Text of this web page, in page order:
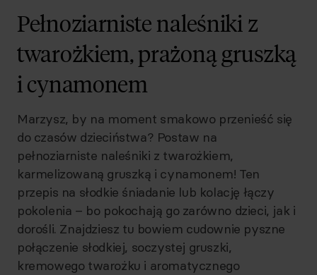
Pełnoziarniste naleśniki z
twarożkiem, prażoną gruszką
i cynamonem
Marzysz, by na moment smakowo przenieść się
do czasów dzieciństwa? Postaw na
pełnoziarniste naleśniki z twarożkiem,
karmelizowaną gruszką i cynamonem! Ten
przepis na słodkie śniadanie lub kolację łączy
pokolenia – bo pokochają go zarówno dzieci, jak i
dorośli. Znajdziesz tu bowiem cudownie pyszne
połączenie słodkiej, soczystej gruszki,
kremowego twarożku i aromatycznego